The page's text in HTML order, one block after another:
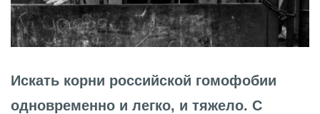
Искать корни российской гомофобии
одновременно и легко, и тяжело. С